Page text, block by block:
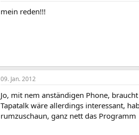
mein reden!!!
09. Jan. 2012
Jo, mit nem anständigen Phone,
Tapatalk wäre allerdings interessant,
rumzuschaun, ganz nett das Programm